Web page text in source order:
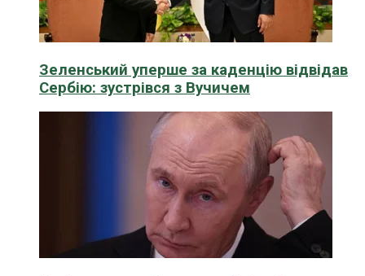
Зеленський уперше за каденцію відвідав
Сербію: зустрівся з Вучичем